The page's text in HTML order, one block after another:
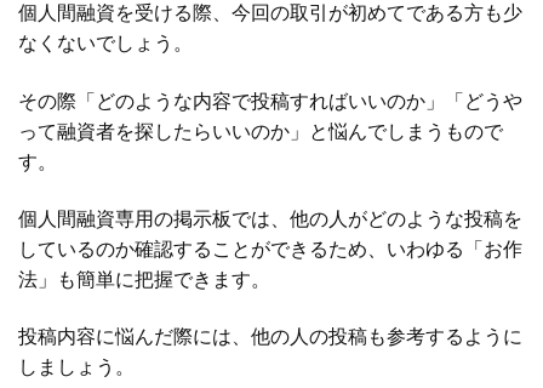
個人間融資を受ける際、今回の取引が初めてである方も少
なくないでしょう。
その際「どのような内容で投稿すればいいのか」「どうや
って融資者を探したらいいのか」と悩んでしまうもので
す。
個人間融資専用の掲示板では、他の人がどのような投稿を
しているのか確認することができるため、いわゆる「お作
法」も簡単に把握できます。
投稿内容に悩んだ際には、他の人の投稿も参考するように
しましょう。